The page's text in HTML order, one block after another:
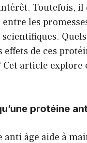
Toutefois, il
les
effets de ces
article explore
protéine
anti âge aide à